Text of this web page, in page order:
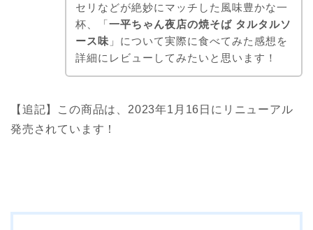
セリなどが絶妙にマッチした風味豊かな一
杯、「一平ちゃん夜店の焼そば タルタルソ
ース味 」について実際に食べてみた感想を
詳細にレビューしてみたいと思います！
【追記】この商品は、2023年1月16日にリニューアル
発売されています！